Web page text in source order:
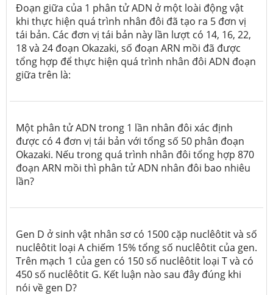
Đoạn giữa của 1 phân tử ADN ở một loài động vật
khi thực hiện quá trình nhân đôi đã tạo ra 5 đơn vị
tái bản. Các đơn vị tái bản này lần lượt có 14, 16, 22,
18 và 24 đoạn Okazaki, số đoạn ARN mồi đã được
tổng hợp để thực hiện quá trình nhân đôi ADN đoạn
giữa trên là:
Một phân tử ADN trong 1 lần nhân đôi xác định
được có 4 đơn vị tái bản với tổng số 50 phân đoạn
Okazaki. Nếu trong quá trình nhân đôi tổng hợp 870
đoạn ARN mồi thì phân tử ADN nhân đôi bao nhiêu
lần?
Gen D ở sinh vật nhân sơ có 1500 cặp nuclêôtit và số
nuclêôtit loại A chiếm 15% tổng số nuclêôtit của gen.
Trên mạch 1 của gen có 150 số nuclêôtit loại T và có
450 số nuclêôtit G. Kết luận nào sau đây đúng khi
nói về gen D?